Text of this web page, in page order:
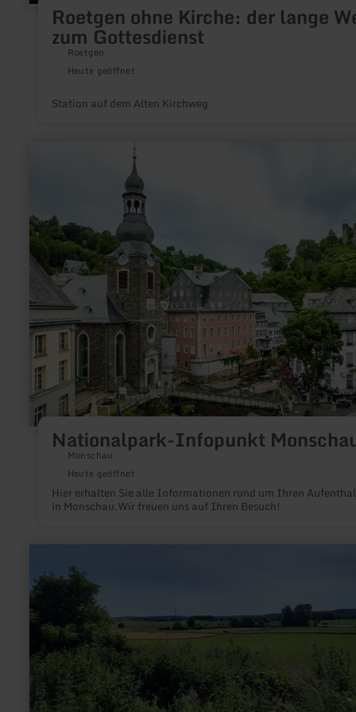
Roetgen ohne Kirche: der lange
zum Gottesdienst
Roetgen
Heute geöffnet
Station auf dem Alten Kirchweg
Nationalpark-Infopunkt
Monschau
Heute geöffnet
Hier erhalten Sie alle Informationen rund um Ihren
in Monschau.Wir freuen uns auf Ihren Besuch!
zu:
Betriebspunkt
IX
Ravelsberg